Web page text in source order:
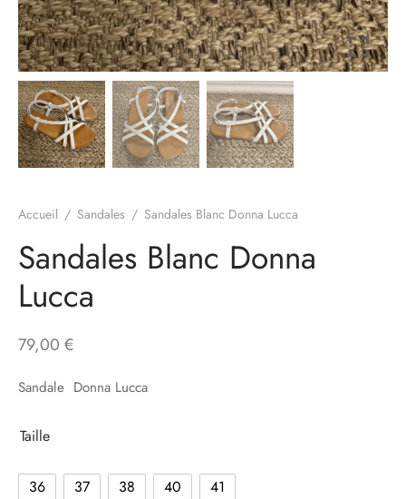
Accueil / Sandales / Sandales Blanc Donna Lucca
Sandales Blanc Donna
Lucca
79,00 €
Sandale Donna Lucca
Taille
36 37 38 40 41
porter